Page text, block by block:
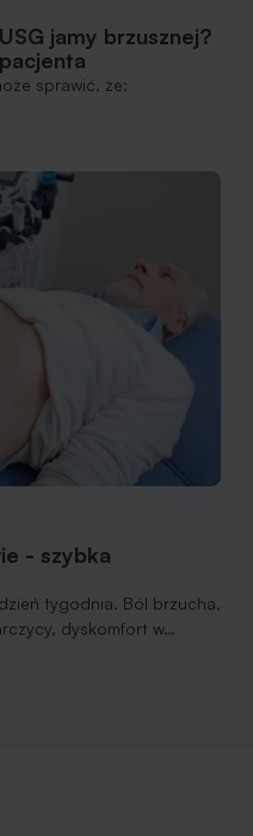
jamy brzusznej?
sprawić, że:
- szybka
tygodnia. Ból brzucha,
dyskomfort w…